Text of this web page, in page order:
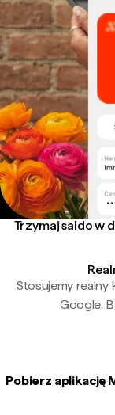
Trzymaj saldo w
Stosujemy
Google.
Pobierz aplikację